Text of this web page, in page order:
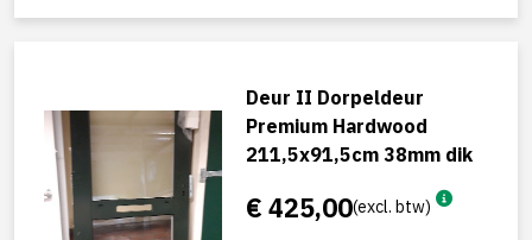
Deur II Dorpeldeur
Premium Hardwood
211,5x91,5cm 38mm dik
€ 425,00(excl. btw)